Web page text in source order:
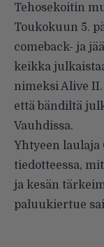
Tehosekoitin
Toukokuun 5.
comeback- ja
keikka
nimeksi Alive
että bändiltä
Vauhdissa.
Yhtyeen
tiedotteessa,
ja kesän
paluukiertue